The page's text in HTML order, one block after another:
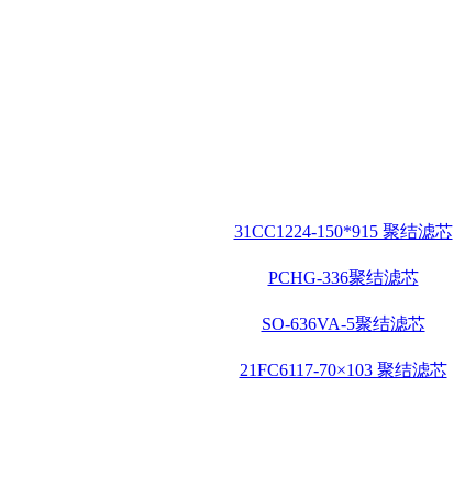
31CC1224-150*915 聚结滤芯
PCHG-336聚结滤芯
SO-636VA-5聚结滤芯
21FC6117-70×103 聚结滤芯